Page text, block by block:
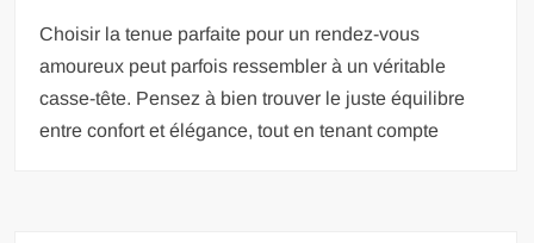
Choisir la tenue parfaite pour un rendez-vous
amoureux peut parfois ressembler à un véritable
casse-tête. Pensez à bien trouver le juste équilibre
entre confort et élégance, tout en tenant compte